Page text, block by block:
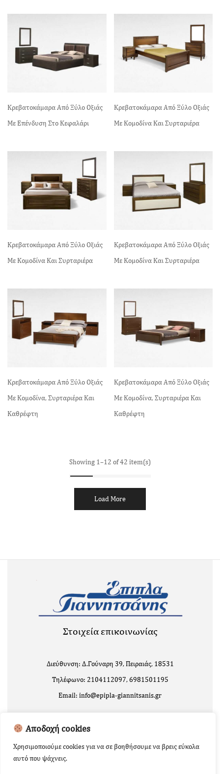
Αποδοχή cookies
Χρησιμοποιούμε cookies για να σε βοηθήσουμε να βρεις εύκολα
αυτό που ψάχνεις.
Κρεβατοκάμαρα Από Ξύλο Οξιάς
Με Επένδυση Στο Κεφαλάρι
Κρεβατοκάμαρα Από Ξύλο Οξιάς
Με Κομοδίνα Και Συρταριέρα
Κρεβατοκάμαρα Από Ξύλο Οξιάς
Με Κομοδίνα Και Συρταριέρα
Κρεβατοκάμαρα Από Ξύλο Οξιάς
Με Κομοδίνα Και Συρταριέρα
Κρεβατοκάμαρα Από Ξύλο Οξιάς
Με Κομοδίνα, Συρταριέρα Και
Καθρέφτη
Κρεβατοκάμαρα Από Ξύλο Οξιάς
Με Κομοδίνα, Συρταριέρα Και
Καθρέφτη
Showing 1–12 of 42 item(s)
Load More
Στοιχεία επικοινωνίας
Διεύθυνση: Δ.Γούναρη 39, Πειραιάς, 18531
Τηλέφωνο: 2104112097, 6981501195
Email: info@epipla-giannitsanis.gr